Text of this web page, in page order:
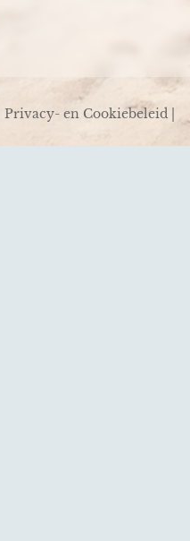
Privacy- en Cookiebeleid